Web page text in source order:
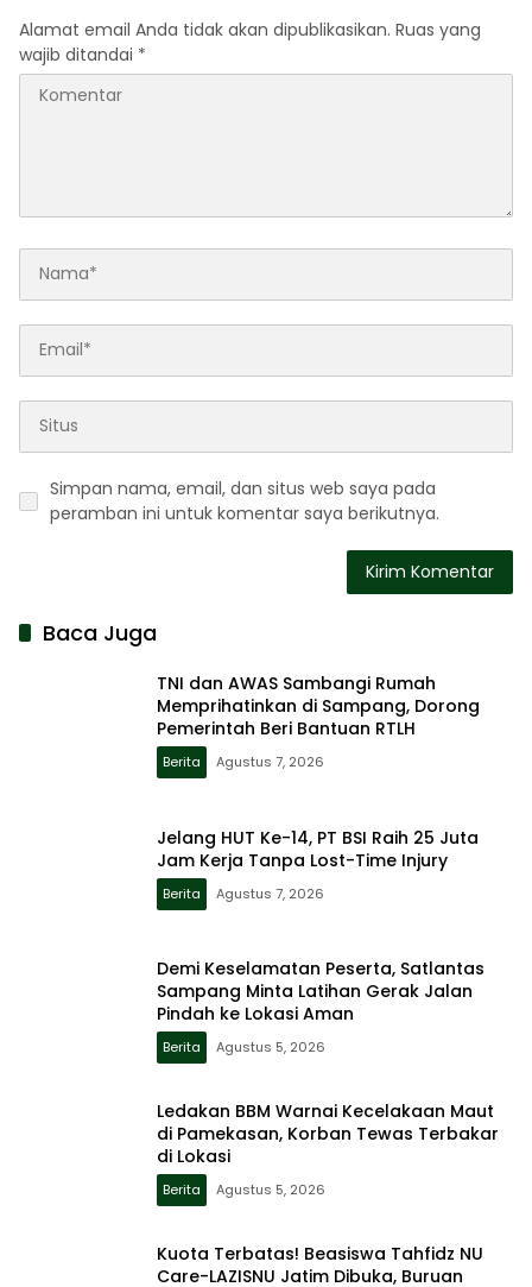
Alamat email Anda tidak akan dipublikasikan. Ruas yang
wajib ditandai *
Simpan nama, email, dan situs web saya pada
peramban ini untuk komentar saya berikutnya.
Baca Juga
TNI dan AWAS Sambangi Rumah
Memprihatinkan di Sampang, Dorong
Pemerintah Beri Bantuan RTLH
Berita Agustus 7, 2026
Jelang HUT Ke-14, PT BSI Raih 25 Juta
Jam Kerja Tanpa Lost-Time Injury
Berita Agustus 7, 2026
Demi Keselamatan Peserta, Satlantas
Sampang Minta Latihan Gerak Jalan
Pindah ke Lokasi Aman
Berita Agustus 5, 2026
Ledakan BBM Warnai Kecelakaan Maut
di Pamekasan, Korban Tewas Terbakar
di Lokasi
Berita Agustus 5, 2026
Kuota Terbatas! Beasiswa Tahfidz NU
Care-LAZISNU Jatim Dibuka, Buruan